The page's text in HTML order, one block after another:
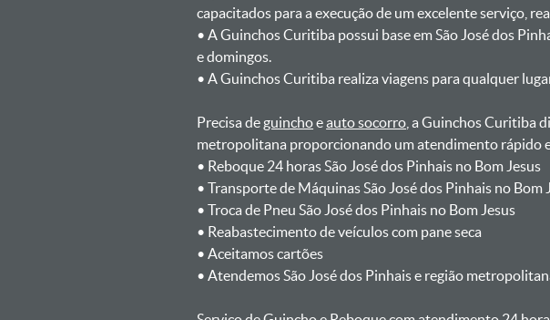
capacitados para a execução de um excelente serviço,
ㅤㅤ• A Guinchos Curitiba possui base em São José dos
e domingos.
ㅤㅤ• A Guinchos Curitiba realiza viagens para qualquer
Precisa de guinchoeauto socorro , a Guinchos Curitiba
metropolitana proporcionando um atendimento rápido
ㅤㅤ• Reboque 24 horas São José dos Pinhais no Bom Jesus
ㅤㅤ• Transporte de Máquinas São José dos Pinhais no Bom
ㅤㅤ• Troca de Pneu São José dos Pinhais no Bom Jesus
ㅤㅤ• Reabastecimento de veículos com pane seca
ㅤㅤ• Aceitamos cartões
ㅤㅤ• Atendemos São José dos Pinhais e região